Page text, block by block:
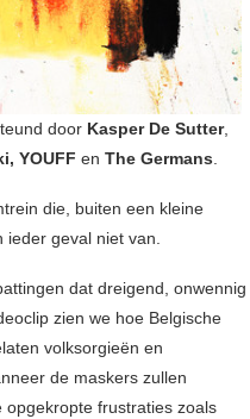
door Kasper De Sutter,
YOUFF en The Germans.
die, buiten een kleine
ieder geval niet van.
dat dreigend, onwennig
zien we hoe Belgische
volksorgieën en
de maskers zullen
frustraties zoals